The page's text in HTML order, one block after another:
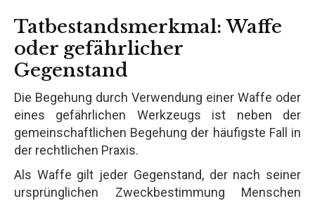
Tatbestandsmerkmal: Waffe
oder gefährlicher
Gegenstand
Die Begehung durch Verwendung einer Waffe oder
eines gefährlichen Werkzeugs ist neben der
gemeinschaftlichen Begehung der häufigste Fall in
der rechtlichen Praxis.
Als Waffe gilt jeder Gegenstand, der nach seiner
ursprünglichen Zweckbestimmung Menschen